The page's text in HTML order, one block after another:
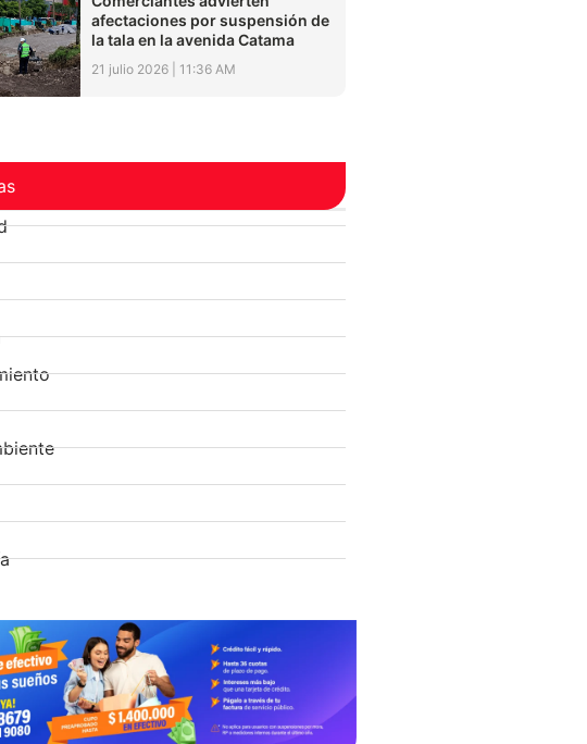
afectaciones por suspensión de
la tala en la avenida Catama
21 julio 2026 11:36 AM